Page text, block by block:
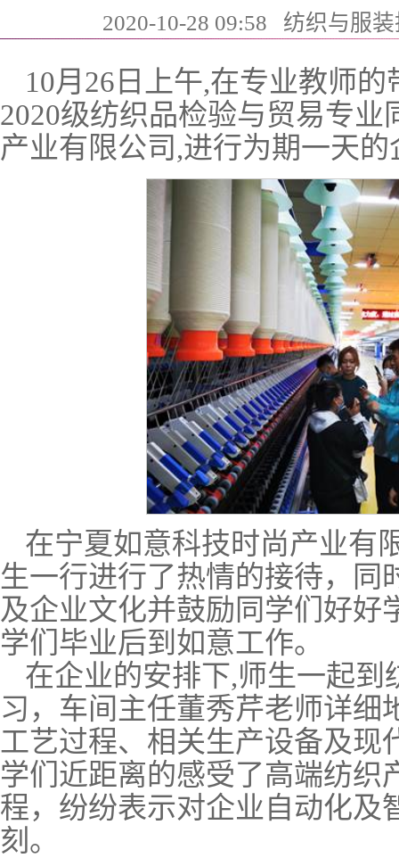
2020-10-28 09:58 纺织与服
10月26日上午,在专业教师
2020级纺织品检验与贸易专
产业有限公司,进行为期一天
在宁夏如意科技时尚产业有
生一行进行了热情的接待，同
及企业文化并鼓励同学们好好
学们毕业后到如意工作。
在企业的安排下,师生一起
习，车间主任董秀芹老师详细
工艺过程、相关生产设备及现
学们近距离的感受了高端纺织
程，纷纷表示对企业自动化及
刻。